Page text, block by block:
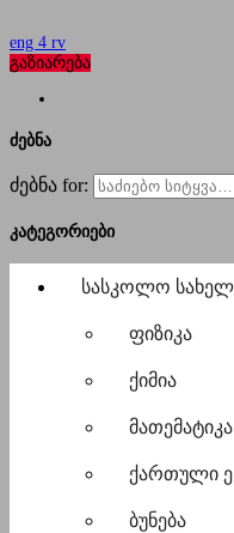
eng 4 rv
გაზიარება
ძებნა
ძებნა for:
კატეგორიები
სასკოლო
ფიზიკა
ქიმია
მათემატიკა
ქართული
ბუნება